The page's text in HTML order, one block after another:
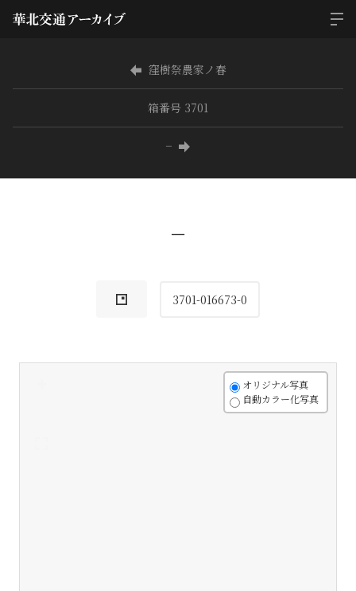
窪樹祭農家ノ春
箱番号 3701
−
−
3701-016673-0
オリジナル写真
自動カラー化写真